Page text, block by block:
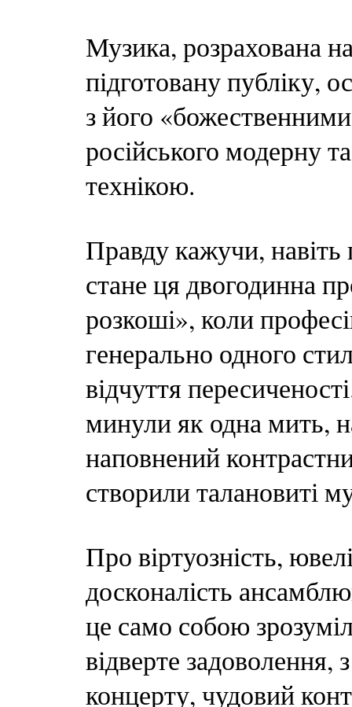
Музика, розрахована
підготовану публіку,
з його
російського модерну
технікою.
Правду кажучи,
стане ця двогодинна
розкоші», коли
генерально одного
відчуття
минули як одна мить,
наповнений
створили талановиті
Про віртуозність,
досконалість
це само собою
відверте
концерту, чудовий